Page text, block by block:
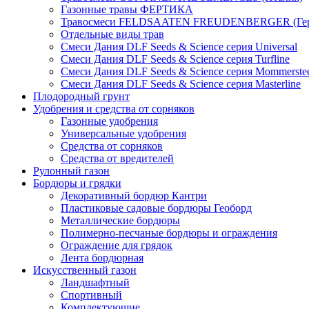
Газонные травы ФЕРТИКА
Травосмеси FELDSAATEN FREUDENBERGER
Отдельные виды трав
Смеси Дания DLF Seeds & Sciеnce серия Universal
Смеси Дания DLF Seeds & Sciеnce серия Turfline
Смеси Дания DLF Seeds & Sciеnce серия
Смеси Дания DLF Seeds & Sciеnce серия Masterline
Плодородный грунт
Удобрения и средства от сорняков
Газонные удобрения
Универсальные удобрения
Средства от сорняков
Средства от вредителей
Рулонный газон
Бордюры и грядки
Декоративный бордюр Кантри
Пластиковые садовые бордюры Геоборд
Металлические бордюры
Полимерно-песчаные бордюры и ограждения
Ограждение для грядок
Лента бордюрная
Искусственный газон
Ландшафтный
Спортивный